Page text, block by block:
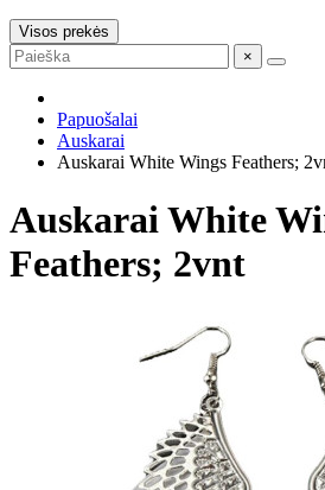
Visos prekės
×
Papuošalai
Auskarai
Auskarai White Wings Feathers;
Auskarai White
Feathers; 2vnt